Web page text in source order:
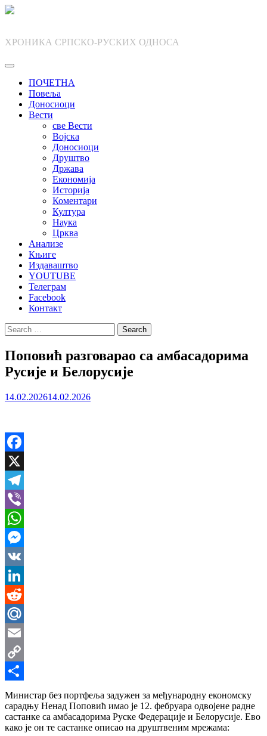
Skip
ХРОНИКА СРПСКО-РУСКИХ ОДНОСА
ПОЧЕТНА
Повеља
Доносиоци
Вести
све Вести
Војска
Доносиоци
Друштво
Држава
Економија
Историја
Коментари
Култура
Наука
Црква
Анализе
Књиге
Издаваштво
YOUTUBE
Телеграм
Facebook
Контакт
Search
for:
Поповић разговарао са амбасадорима
Русије и Белорусије
14.02.202614.02.2026
Facebook
X
Telegram
Viber
WhatsApp
Messenger
VK
LinkedIn
Reddit
Mail.Ru
Email
Copy
Link
Share
Министар без портфеља задужен за међународну економску
сарадњу Ненад Поповић имао је 12. фебруара одвојене радне
састанке са амбасадорима Руске Федерације и Белорусије. Ево
како је он те састанке описао на друштвеним мрежама: